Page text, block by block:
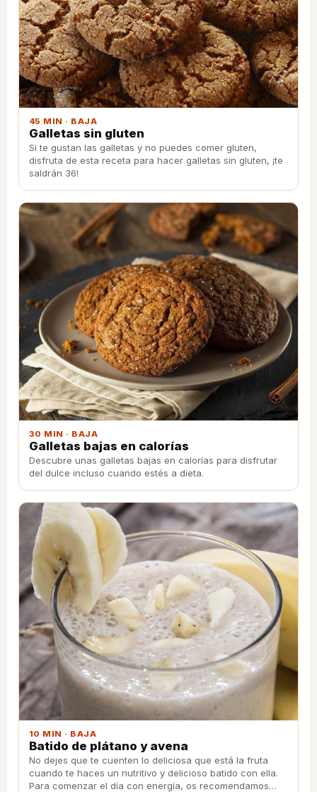
45 MIN · BAJA
Galletas sin gluten
Si te gustan las galletas y no puedes comer gluten,
disfruta de esta receta para hacer galletas sin gluten, ¡te
saldrán 36!
30 MIN · BAJA
Galletas bajas en calorías
Descubre unas galletas bajas en calorías para disfrutar
del dulce incluso cuando estés a dieta.
10 MIN · BAJA
Batido de plátano y avena
No dejes que te cuenten lo deliciosa que está la fruta
cuando te haces un nutritivo y delicioso batido con ella.
Para comenzar el día con energía, os recomendamos